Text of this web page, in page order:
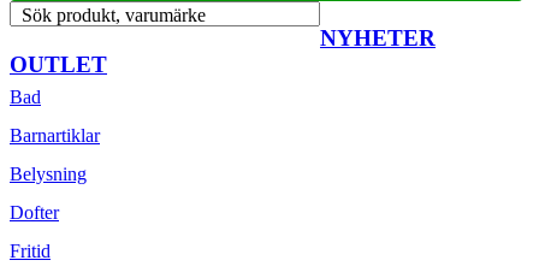
Sök produkt, varumärke
NYHETER
OUTLET
Bad
Barnartiklar
Belysning
Dofter
Fritid